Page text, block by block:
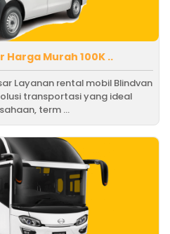
Harga Murah 100K ..
Layanan rental mobil Blindvan
transportasi yang ideal
term ...